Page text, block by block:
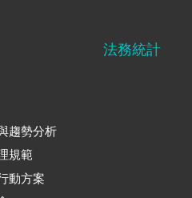
趨勢分析
規範
動方案
法務統計